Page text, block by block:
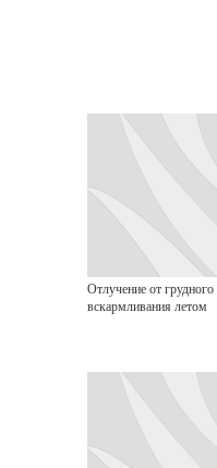
Отлучение от грудного
вскармливания летом